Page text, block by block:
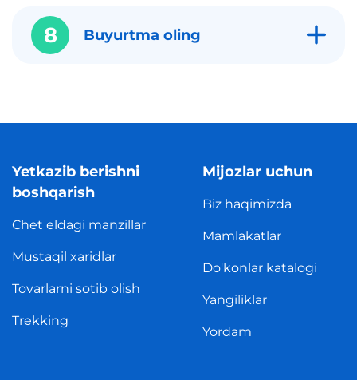
8 Buyurtma oling
Yetkazib berishni
boshqarish
Chet eldagi manzillar
Mustaqil xaridlar
Tovarlarni sotib olish
Trekking
Mijozlar uchun
Biz haqimizda
Mamlakatlar
Do'konlar katalogi
Yangiliklar
Yordam